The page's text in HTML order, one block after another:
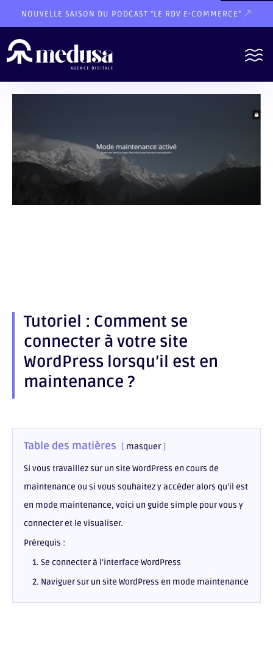
NOUVELLE SAISON DU PODCAST "LE RDV E-COMMERCE"
WhatsApp
Tutoriel : Comment se
connecter à votre site
WordPress lorsqu’il est en
maintenance ?
Table des matières masquer
Si vous travaillez sur un site WordPress en cours de
maintenance ou si vous souhaitez y accéder alors qu’il est
en mode maintenance, voici un guide simple pour vous y
connecter et le visualiser.
Prérequis :
1. Se connecter à l’interface WordPress
2. Naviguer sur un site WordPress en mode maintenance